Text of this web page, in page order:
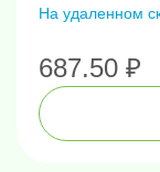
На удаленном
687.50 ₽